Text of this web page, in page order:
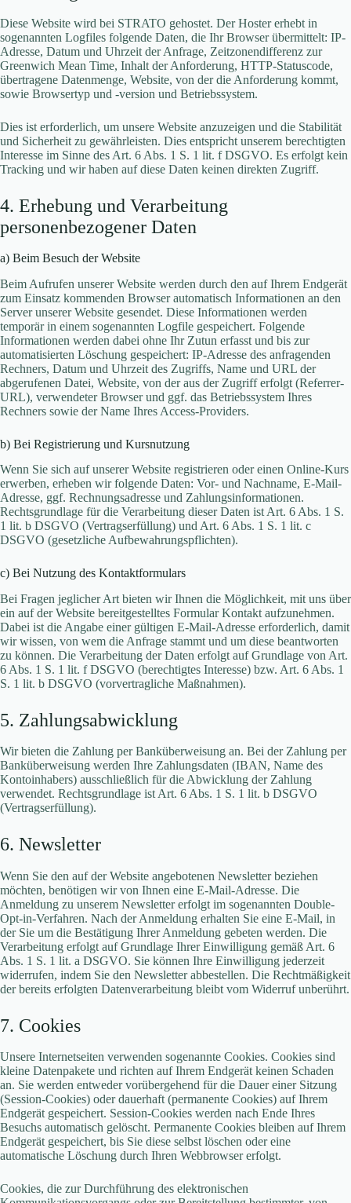
Diese Website wird bei STRATO gehostet. Der Hoster erhebt in
sogenannten Logfiles folgende Daten, die Ihr Browser übermittelt: IP-
Adresse, Datum und Uhrzeit der Anfrage, Zeitzonendifferenz zur
Greenwich Mean Time, Inhalt der Anforderung, HTTP-Statuscode,
übertragene Datenmenge, Website, von der die Anforderung kommt,
sowie Browsertyp und -version und Betriebssystem.
Dies ist erforderlich, um unsere Website anzuzeigen und die Stabilität
und Sicherheit zu gewährleisten. Dies entspricht unserem berechtigten
Interesse im Sinne des Art. 6 Abs. 1 S. 1 lit. f DSGVO. Es erfolgt kein
Tracking und wir haben auf diese Daten keinen direkten Zugriff.
4. Erhebung und Verarbeitung
personenbezogener Daten
a) Beim Besuch der Website
Beim Aufrufen unserer Website werden durch den auf Ihrem Endgerät
zum Einsatz kommenden Browser automatisch Informationen an den
Server unserer Website gesendet. Diese Informationen werden
temporär in einem sogenannten Logfile gespeichert. Folgende
Informationen werden dabei ohne Ihr Zutun erfasst und bis zur
automatisierten Löschung gespeichert: IP-Adresse des anfragenden
Rechners, Datum und Uhrzeit des Zugriffs, Name und URL der
abgerufenen Datei, Website, von der aus der Zugriff erfolgt (Referrer-
URL), verwendeter Browser und ggf. das Betriebssystem Ihres
Rechners sowie der Name Ihres Access-Providers.
b) Bei Registrierung und Kursnutzung
Wenn Sie sich auf unserer Website registrieren oder einen Online-Kurs
erwerben, erheben wir folgende Daten: Vor- und Nachname, E-Mail-
Adresse, ggf. Rechnungsadresse und Zahlungsinformationen.
Rechtsgrundlage für die Verarbeitung dieser Daten ist Art. 6 Abs. 1 S.
1 lit. b DSGVO (Vertragserfüllung) und Art. 6 Abs. 1 S. 1 lit. c
DSGVO (gesetzliche Aufbewahrungspflichten).
c) Bei Nutzung des Kontaktformulars
Bei Fragen jeglicher Art bieten wir Ihnen die Möglichkeit, mit uns über
ein auf der Website bereitgestelltes Formular Kontakt aufzunehmen.
Dabei ist die Angabe einer gültigen E-Mail-Adresse erforderlich, damit
wir wissen, von wem die Anfrage stammt und um diese beantworten
zu können. Die Verarbeitung der Daten erfolgt auf Grundlage von Art.
6 Abs. 1 S. 1 lit. f DSGVO (berechtigtes Interesse) bzw. Art. 6 Abs. 1
S. 1 lit. b DSGVO (vorvertragliche Maßnahmen).
5. Zahlungsabwicklung
Wir bieten die Zahlung per Banküberweisung an. Bei der Zahlung per
Banküberweisung werden Ihre Zahlungsdaten (IBAN, Name des
Kontoinhabers) ausschließlich für die Abwicklung der Zahlung
verwendet. Rechtsgrundlage ist Art. 6 Abs. 1 S. 1 lit. b DSGVO
(Vertragserfüllung).
6. Newsletter
Wenn Sie den auf der Website angebotenen Newsletter beziehen
möchten, benötigen wir von Ihnen eine E-Mail-Adresse. Die
Anmeldung zu unserem Newsletter erfolgt im sogenannten Double-
Opt-in-Verfahren. Nach der Anmeldung erhalten Sie eine E-Mail, in
der Sie um die Bestätigung Ihrer Anmeldung gebeten werden. Die
Verarbeitung erfolgt auf Grundlage Ihrer Einwilligung gemäß Art. 6
Abs. 1 S. 1 lit. a DSGVO. Sie können Ihre Einwilligung jederzeit
widerrufen, indem Sie den Newsletter abbestellen. Die Rechtmäßigkeit
der bereits erfolgten Datenverarbeitung bleibt vom Widerruf unberührt.
7. Cookies
Unsere Internetseiten verwenden sogenannte Cookies. Cookies sind
kleine Datenpakete und richten auf Ihrem Endgerät keinen Schaden
an. Sie werden entweder vorübergehend für die Dauer einer Sitzung
(Session-Cookies) oder dauerhaft (permanente Cookies) auf Ihrem
Endgerät gespeichert. Session-Cookies werden nach Ende Ihres
Besuchs automatisch gelöscht. Permanente Cookies bleiben auf Ihrem
Endgerät gespeichert, bis Sie diese selbst löschen oder eine
automatische Löschung durch Ihren Webbrowser erfolgt.
Cookies, die zur Durchführung des elektronischen